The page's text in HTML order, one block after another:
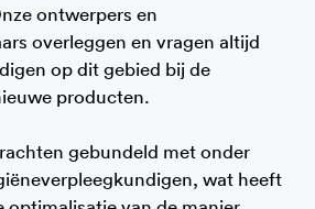
ontwerpers en
overleggen en vragen altijd
op dit gebied bij de
producten.
gebundeld met onder
wat heeft
winkelwagen. Afrekenen